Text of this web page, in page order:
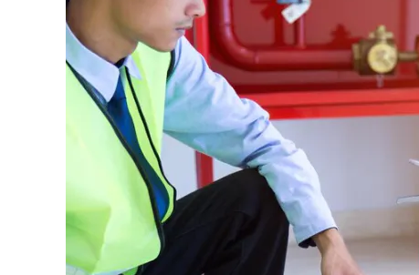
Kebakaran
Ahli
dan
Teknisi/Analis